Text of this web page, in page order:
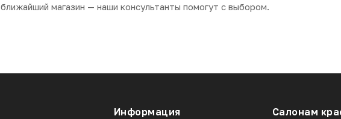
ближайший магазин — наши консультанты помогут с выбором.
Информация Салонам